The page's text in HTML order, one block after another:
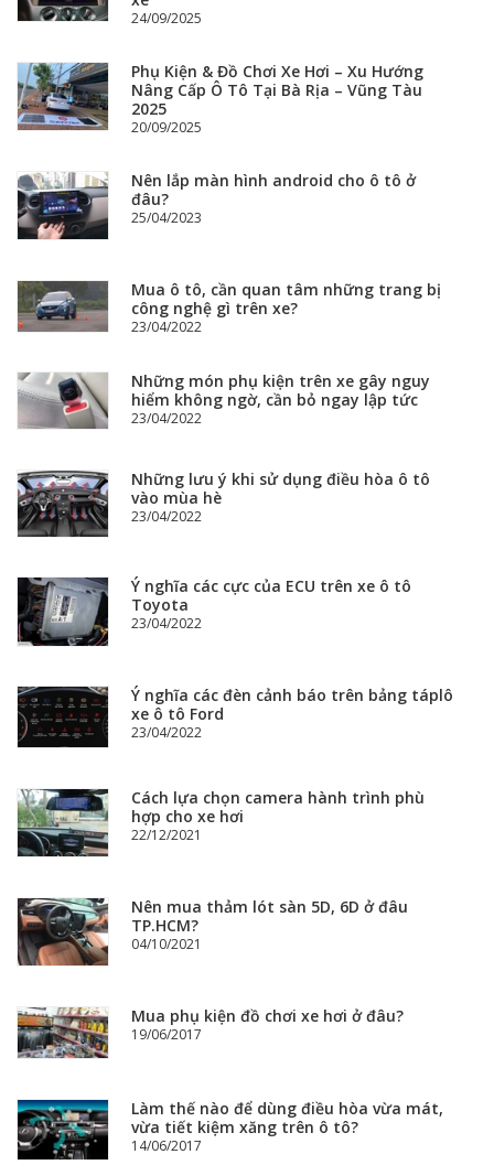
24/09/2025
Phụ Kiện & Đồ Chơi Xe Hơi – Xu Hướng
Nâng Cấp Ô Tô Tại Bà Rịa – Vũng Tàu
2025
20/09/2025
Nên lắp màn hình android cho ô tô ở
đâu?
25/04/2023
Mua ô tô, cần quan tâm những trang bị
công nghệ gì trên xe?
23/04/2022
Những món phụ kiện trên xe gây nguy
hiểm không ngờ, cần bỏ ngay lập tức
23/04/2022
Những lưu ý khi sử dụng điều hòa ô tô
vào mùa hè
23/04/2022
Ý nghĩa các cực của ECU trên xe ô tô
Toyota
23/04/2022
Ý nghĩa các đèn cảnh báo trên bảng táplô
xe ô tô Ford
23/04/2022
Cách lựa chọn camera hành trình phù
hợp cho xe hơi
22/12/2021
Nên mua thảm lót sàn 5D, 6D ở đâu
TP.HCM?
04/10/2021
Mua phụ kiện đồ chơi xe hơi ở đâu?
19/06/2017
Làm thế nào để dùng điều hòa vừa mát,
vừa tiết kiệm xăng trên ô tô?
14/06/2017